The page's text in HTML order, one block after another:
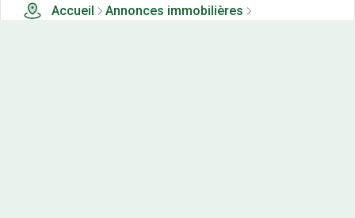
Accueil
Annonces immobilières